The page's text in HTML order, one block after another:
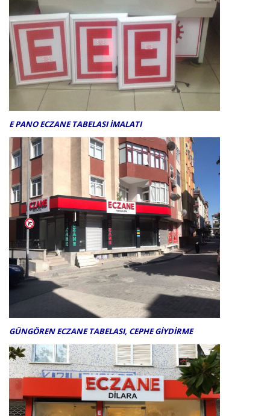
E PANO ECZANE TABELASI İMALATI
GÜNGÖREN ECZANE TABELASI, CEPHE GİYDİRME